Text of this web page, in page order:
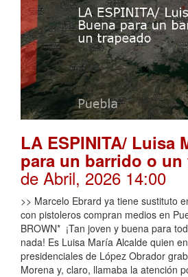
LA ESPINITA/ Luisa
para un barrido o un
de Abril, 2026 14:00
>> Marcelo Ebrard ya tiene sustituto
con pistoleros compran medios en
BROWN* ¡Tan joven y buena para
nada! Es Luisa María Alcalde quien
presidenciales de López Obrador
Morena y, claro, llamaba la atención